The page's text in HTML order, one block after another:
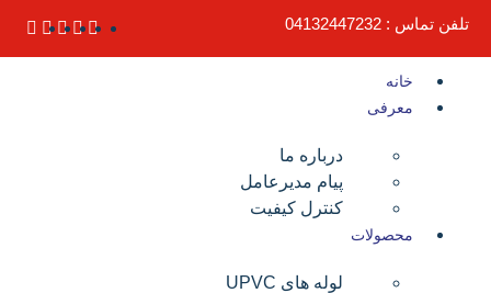
تلفن تماس : 04132447232
خانه
معرفی
درباره ما
پیام مدیرعامل
کنترل کیفیت
محصولات
لوله های UPVC